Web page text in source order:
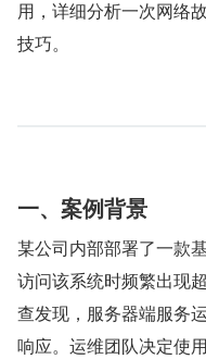
用，详细分析一次网络
技巧。
一、案例背景
某公司内部部署了一款
访问该系统时频繁出现
查发现，服务器端服务
响应。运维团队决定使用